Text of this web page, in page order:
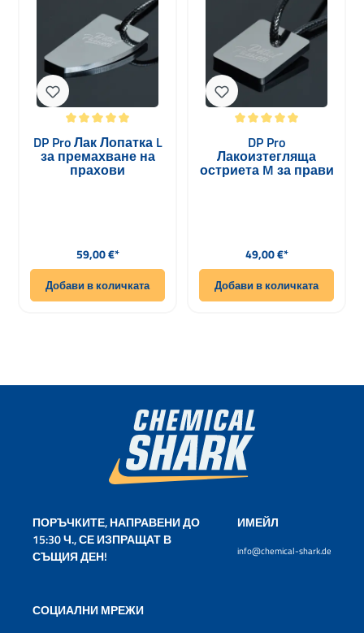
Средна оценка за 5 от 5 звезди
DP Pro Лак Лопатка L
за премахване на
прахови
включвания 28 x 47 x
Редовна цена:
59,00 €*
Добави в количката
DP Pro
Лакоизтегляща
остриета M за прави
повърхности
Редовна цена:
49,00 €*
Добави в количката
ПОРЪЧКИТЕ, НАПРАВЕНИ ДО
15:30 Ч., СЕ ИЗПРАЩАТ В
СЪЩИЯ ДЕН!
ИМЕЙЛ
info@chemical-shark.de
СОЦИАЛНИ МРЕЖИ